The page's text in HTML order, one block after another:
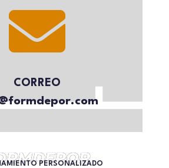

CORREO
PERSONALIZADO